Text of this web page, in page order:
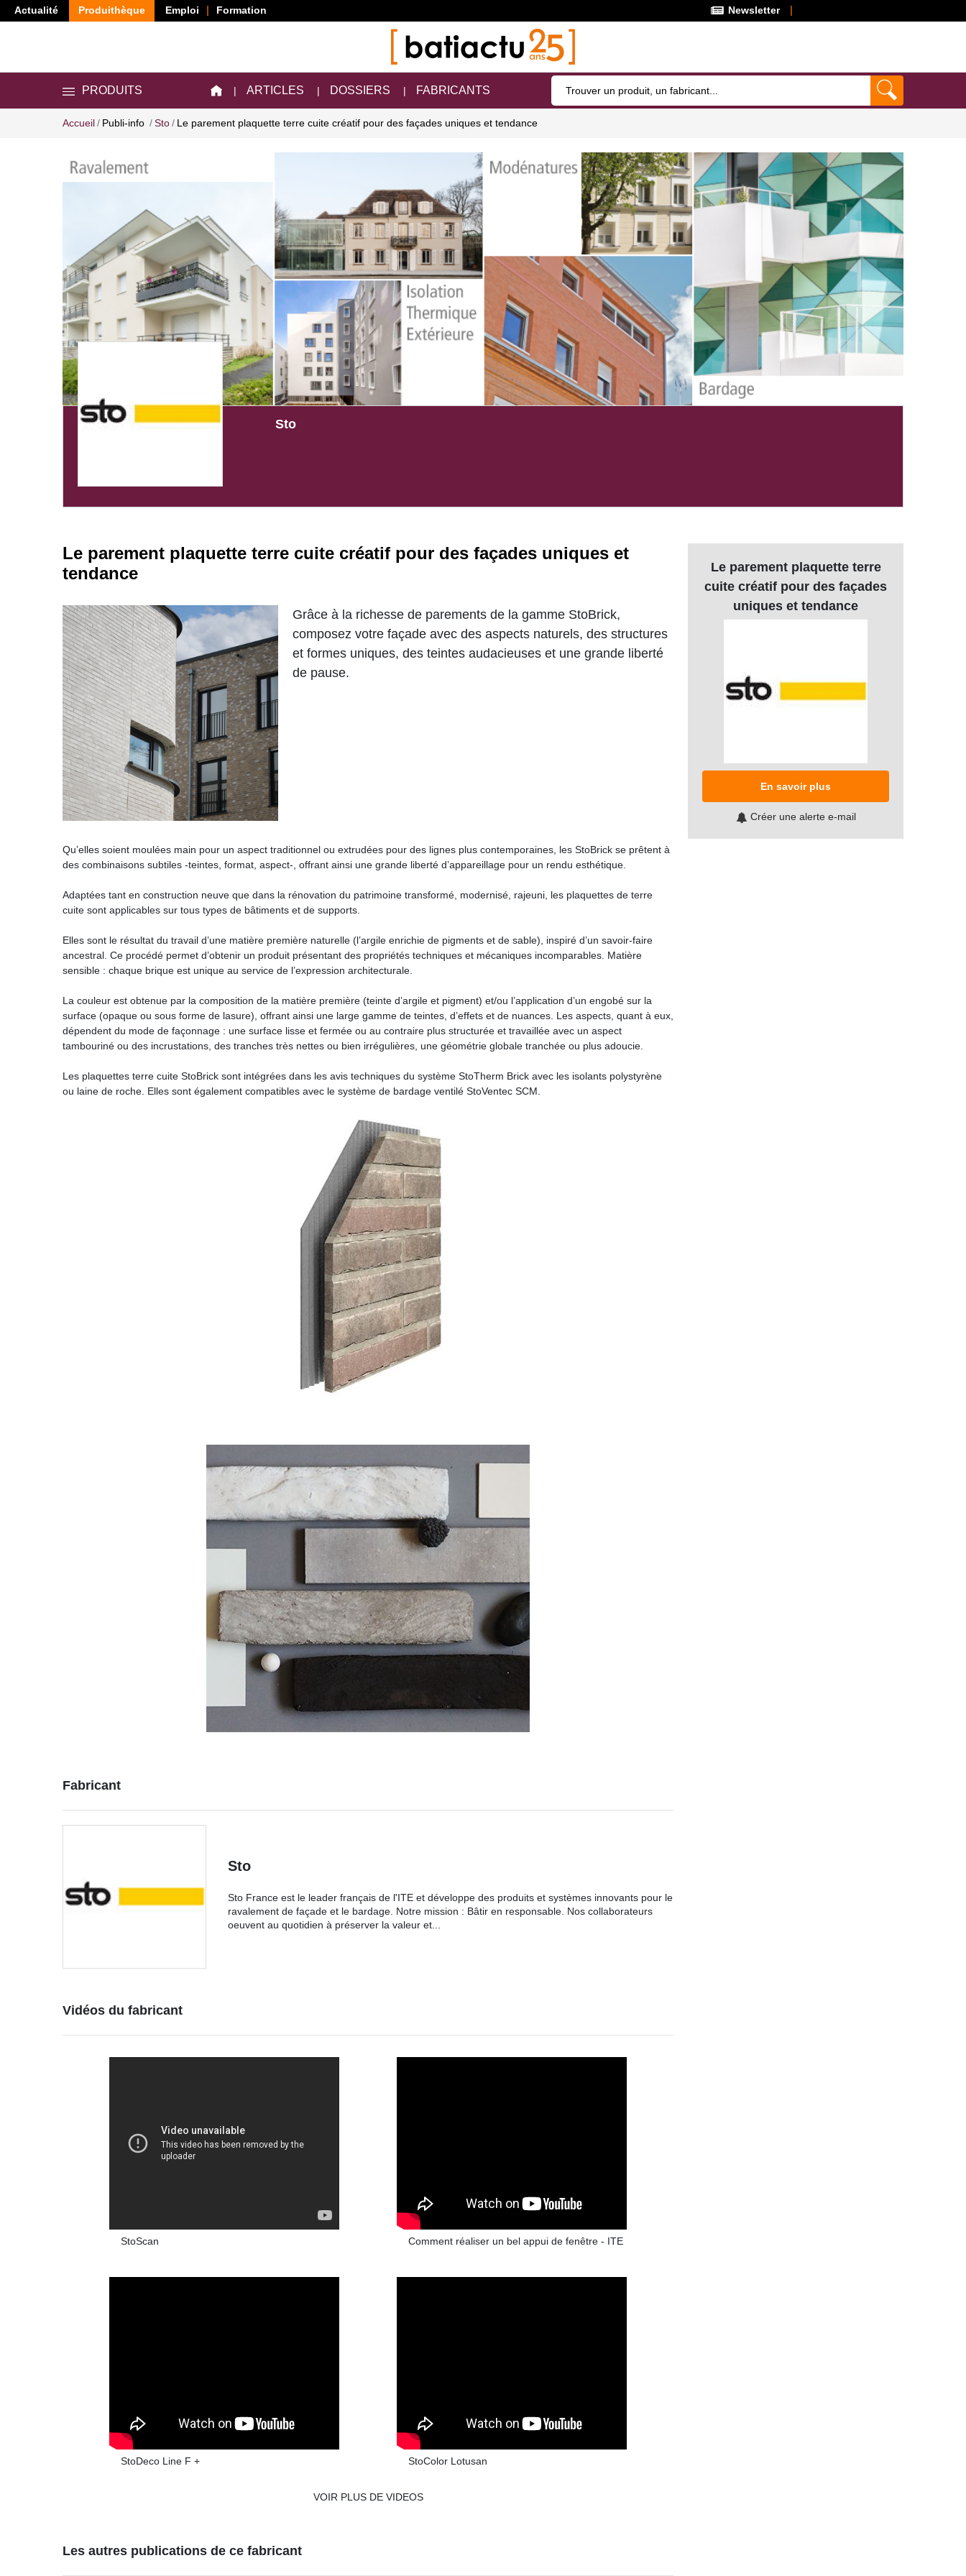
Actualité Produithèque Emploi Formation Newsletter
PRODUITS ARTICLES DOSSIERS FABRICANTS
Accueil Publi-info Sto Le parement plaquette terre cuite créatif pour des façades uniques et tendance
Sto
Le parement plaquette terre cuite créatif pour des façades uniques et
tendance
Grâce à la richesse de parements de la gamme StoBrick,
composez votre façade avec des aspects naturels, des structures
et formes uniques, des teintes audacieuses et une grande liberté
de pause.
Qu’elles soient moulées main pour un aspect traditionnel ou extrudées pour des lignes plus contemporaines, les StoBrick se prêtent à
des combinaisons subtiles -teintes, format, aspect-, offrant ainsi une grande liberté d’appareillage pour un rendu esthétique.
Adaptées tant en construction neuve que dans la rénovation du patrimoine transformé, modernisé, rajeuni, les plaquettes de terre
cuite sont applicables sur tous types de bâtiments et de supports.
Elles sont le résultat du travail d’une matière première naturelle (l’argile enrichie de pigments et de sable), inspiré d’un savoir-faire
ancestral. Ce procédé permet d’obtenir un produit présentant des propriétés techniques et mécaniques incomparables. Matière
sensible : chaque brique est unique au service de l’expression architecturale.
La couleur est obtenue par la composition de la matière première (teinte d’argile et pigment) et/ou l’application d’un engobé sur la
surface (opaque ou sous forme de lasure), offrant ainsi une large gamme de teintes, d’effets et de nuances. Les aspects, quant à eux,
dépendent du mode de façonnage : une surface lisse et fermée ou au contraire plus structurée et travaillée avec un aspect
tambouriné ou des incrustations, des tranches très nettes ou bien irrégulières, une géométrie globale tranchée ou plus adoucie.
Les plaquettes terre cuite StoBrick sont intégrées dans les avis techniques du système StoTherm Brick avec les isolants polystyrène
ou laine de roche. Elles sont également compatibles avec le système de bardage ventilé StoVentec SCM.
Fabricant
Sto
Sto France est le leader français de l'ITE et développe des produits et systèmes innovants pour le
ravalement de façade et le bardage. Notre mission : Bâtir en responsable. Nos collaborateurs
oeuvent au quotidien à préserver la valeur et...
Vidéos du fabricant
StoScan Comment réaliser un bel appui de fenêtre - ITE
StoDeco Line F + StoColor Lotusan
VOIR PLUS DE VIDEOS
Les autres publications de ce fabricant
Le parement plaquette terre
cuite créatif pour des façades
uniques et tendance
En savoir plus
Créer une alerte e-mail